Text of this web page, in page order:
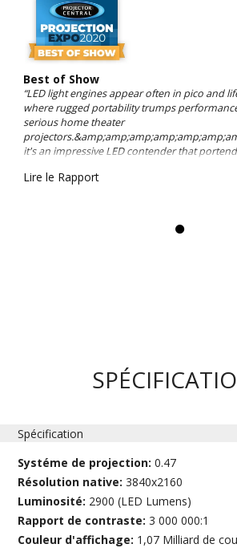
Best of Show
“LED light engines appear often in pico and
where rugged portability trumps
serious home theater
it's an impressive LED contender that
Lire le Rapport
Spécification
Systéme de projection:0.47
Résolution native:3840x2160
Luminosité: 2900 (LED Lumens)
Rapport de contraste:3 000 000:1
Couleur d'affichage: 1,07 Milliard de